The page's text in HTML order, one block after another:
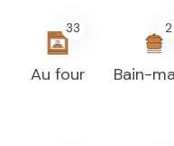
33
Au four
2
Bain-